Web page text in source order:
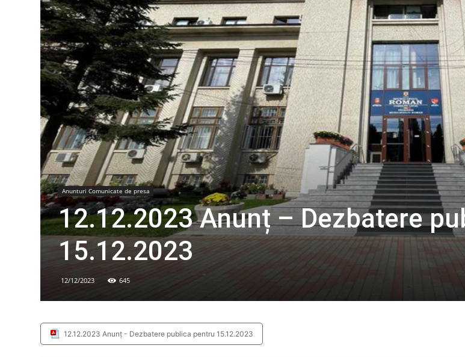
Anunturi Comunicate de presa
12.12.2023 Anunț – Dezbatere
15.12.2023
12/12/2023 645
12.12.2023 Anunț - Dezbatere publica pentru 15.12.2023